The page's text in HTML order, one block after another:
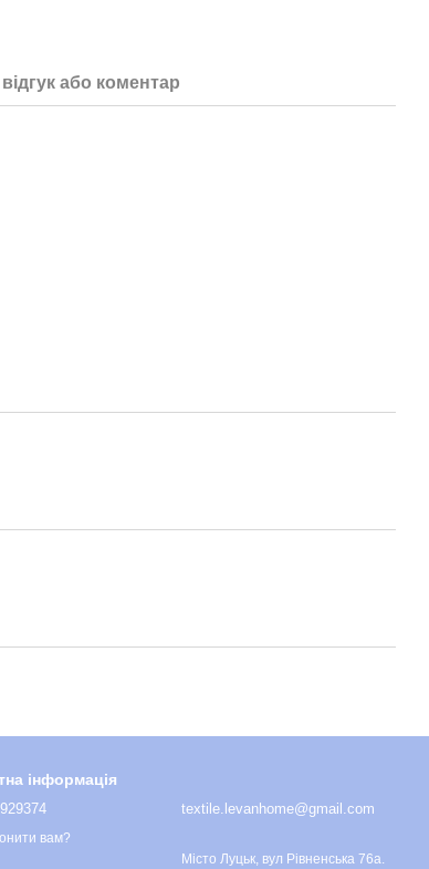
або коментар
інформація
вам?
textile.levanhome@gmail.com
Місто Луцьк, вул Рівненська 76а.